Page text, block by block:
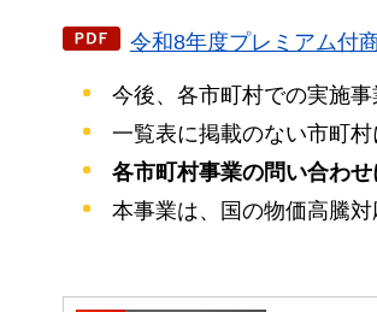
令和8年度プレミアム付
今後、各市町村での実施
一覧表に掲載のない市町
各市町村事業の問い合わ
本事業は、国の物価高騰